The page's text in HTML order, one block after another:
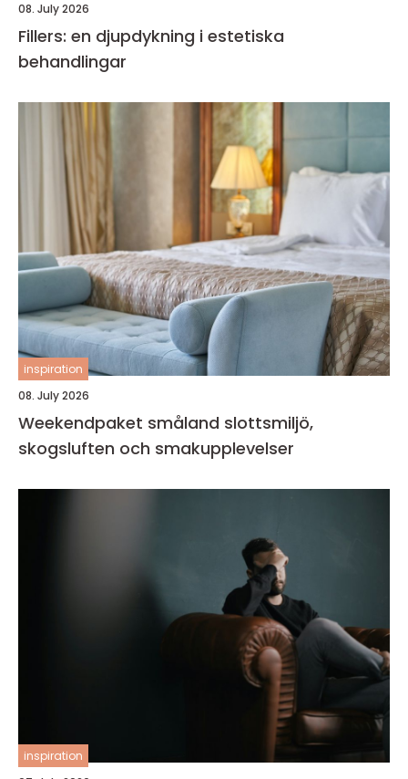
08. July 2026
Fillers: en djupdykning i estetiska
behandlingar
inspiration
08. July 2026
Weekendpaket småland slottsmiljö,
skogsluften och smakupplevelser
inspiration